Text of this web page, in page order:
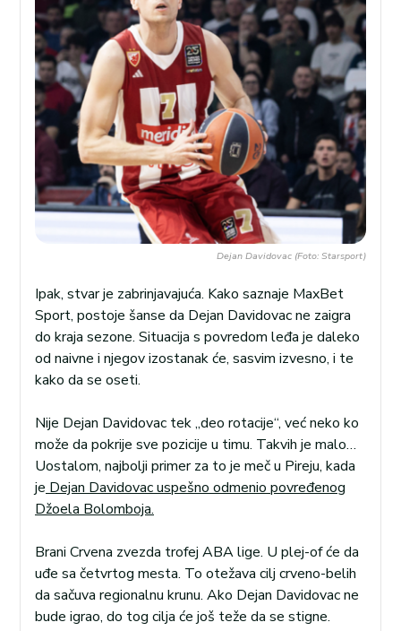
Dejan Davidovac (Foto: Starsport)
Ipak, stvar je zabrinjavajuća. Kako saznaje MaxBet
Sport, postoje šanse da Dejan Davidovac ne zaigra
do kraja sezone. Situacija s povredom leđa je daleko
od naivne i njegov izostanak će, sasvim izvesno, i te
kako da se oseti.
Nije Dejan Davidovac tek „deo rotacije“, već neko ko
može da pokrije sve pozicije u timu. Takvih je malo…
Uostalom, najbolji primer za to je meč u Pireju, kada
je Dejan Davidovac uspešno odmenio povređenog
Džoela Bolomboja.
Brani Crvena zvezda trofej ABA lige. U plej-of će da
uđe sa četvrtog mesta. To otežava cilj crveno-belih
da sačuva regionalnu krunu. Ako Dejan Davidovac ne
bude igrao, do tog cilja će još teže da se stigne.